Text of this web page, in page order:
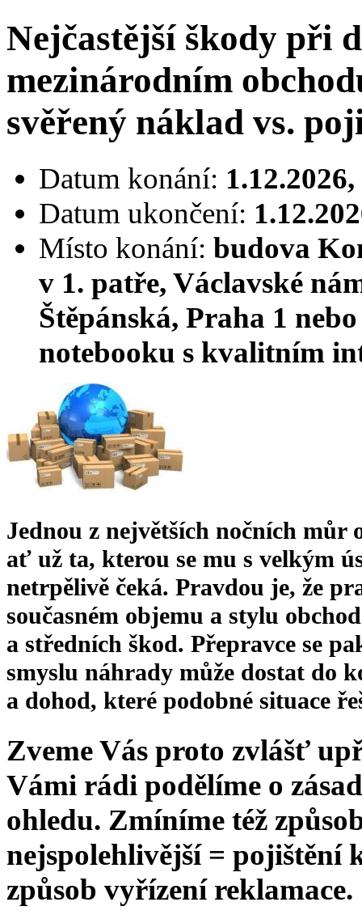
Nejčastější škody při
mezinárodním
svěřený náklad vs.
Datum konání:
Datum ukončení:
Místo konání: budova
v 1. patře, Václavské
Štěpánská, Praha 1
notebooku s kvalitním
Jednou z největších nočních můr
ať už ta, kterou se mu s velkým
netrpělivě čeká. Pravdou je, že
současném objemu a stylu
a středních škod. Přepravce se
smyslu náhrady může dostat do
a dohod, které podobné situace
Zveme Vás proto zvlášť
Vámi rádi podělíme o
ohledu. Zmíníme též
nejspolehlivější = pojištění
způsob vyřízení reklamace.